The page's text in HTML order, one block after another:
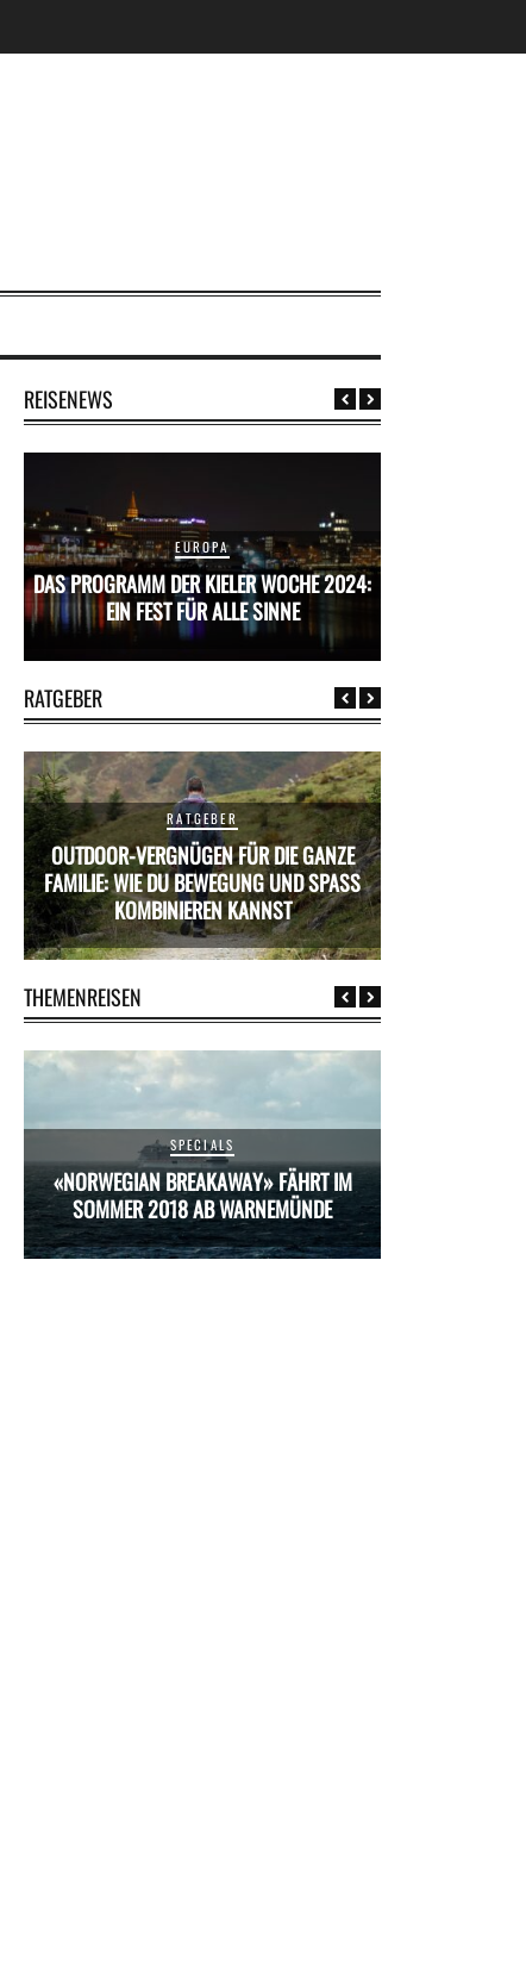
REISENEWS
EUROPA
DAS PROGRAMM DER KIELER WOCHE 2024:
EIN FEST FÜR ALLE SINNE
RATGEBER
RATGEBER
OUTDOOR-VERGNÜGEN FÜR DIE GANZE
FAMILIE: WIE DU BEWEGUNG UND SPASS K
OMBINIEREN KANNST
THEMENREISEN
SPECIALS
«NORWEGIAN BREAKAWAY» FÄHRT IM
SOMMER 2018 AB WARNEMÜNDE